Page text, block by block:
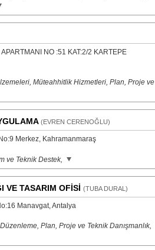
NO :51 KAT:2/2 KARTEPE
Müteahhitlik Hizmetleri, Plan, Proje ve
(EVREN CERENOĞLU)
Merkez, Kahramanmaraş
ve Teknik Destek,
VE TASARIM OFİSİ (TUBA DURAL)
Manavgat, Antalya
Plan, Proje ve Teknik Danışmanlık,